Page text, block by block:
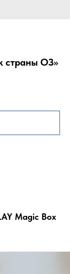
страны ОЗ»
Magic Box